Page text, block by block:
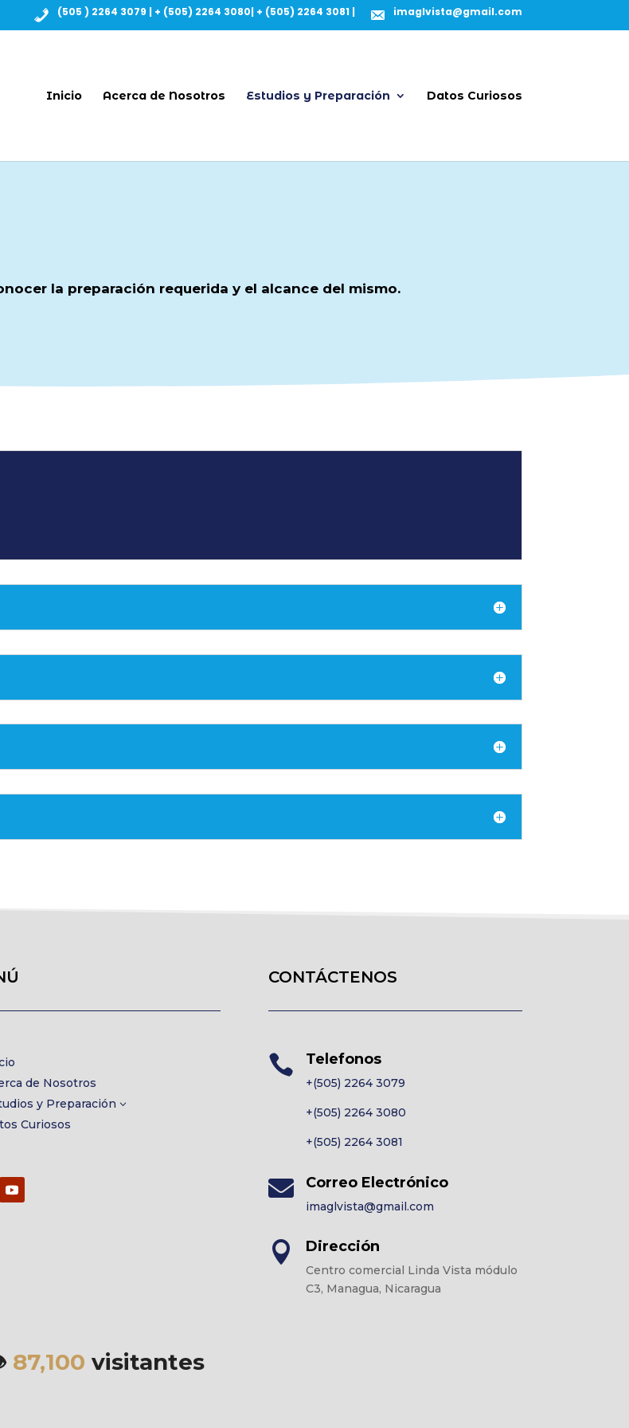
(505 ) 2264 3079 | + (505) 2264 3080| + (505) 2264 3081 | imaglvista@gmail.com
Inicio Acerca de Nosotros Estudios y Preparación Datos Curiosos
la preparación requerida y el alcance del mismo.
de Nosotros
y Preparación 3
Curiosos
CONTÁCTENOS
 Telefonos
+(505) 2264 3079
+(505) 2264 3080
+(505) 2264 3081
 Correo Electrónico
imaglvista@gmail.com
 Dirección
Centro comercial Linda Vista módulo
C3, Managua, Nicaragua
87,100 visitantes